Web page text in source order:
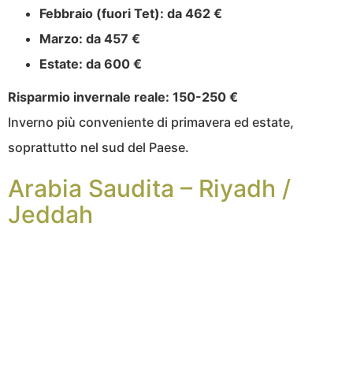
Febbraio (fuori Tet): da 462 €
Marzo: da 457 €
Estate: da 600 €
Risparmio invernale reale: 150-250 €
Inverno più conveniente di primavera ed estate,
soprattutto nel sud del Paese.
Arabia Saudita – Riyadh /
Jeddah